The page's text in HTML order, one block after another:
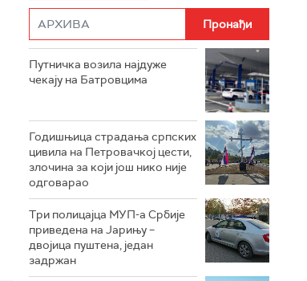
Путничка возила најдуже
чекају на Батровцима
Годишњица страдања српских
цивила на Петровачкој цести,
злочина за који још нико није
одговарао
Три полицајца МУП-а Србије
приведена на Јарињу –
двојица пуштена, један
задржан